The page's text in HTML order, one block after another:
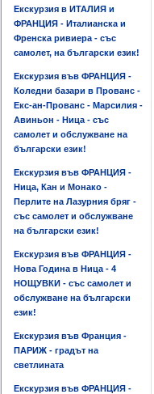
Екскурзия в ИТАЛИЯ и
ФРАНЦИЯ - Италианска и
Френска ривиера - със
самолет, на български език!
Екскурзия във ФРАНЦИЯ -
Коледни базари в Прованс -
Екс-ан-Прованс - Марсилия -
Авиньон - Ница - със
самолет и обслужване на
български език!
Екскурзия във ФРАНЦИЯ -
Ница, Кан и Монако -
Перлите на Лазурния бряг -
със самолет и обслужване
на български език!
Екскурзия във ФРАНЦИЯ -
Нова Година в Ница - 4
НОЩУВКИ - със самолет и
обслужване на български
език!
Екскурзия във Франция -
ПАРИЖ - градът на
светлината
Екскурзия във ФРАНЦИЯ -